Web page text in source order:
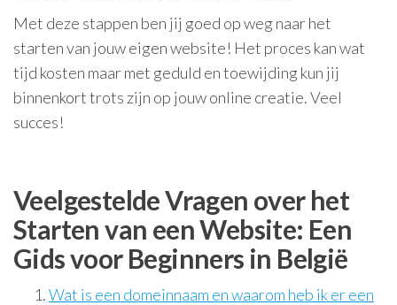
Met deze stappen ben jij goed op weg naar het
starten van jouw eigen website! Het proces kan wat
tijd kosten maar met geduld en toewijding kun jij
binnenkort trots zijn op jouw online creatie. Veel
succes!
Veelgestelde Vragen over het
Starten van een Website: Een
Gids voor Beginners in België
Wat is een domeinnaam en waarom heb ik er een